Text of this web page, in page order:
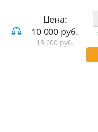
(LED)
Цена:
10 000 руб.
13 000 руб.